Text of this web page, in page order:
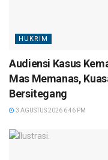
HUKRIM
Audiensi Kasus
Mas Memanas,
Bersitegang
3 AGUSTUS 2026 6:46 PM